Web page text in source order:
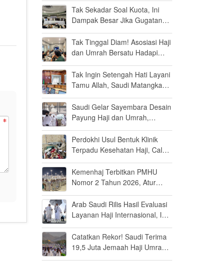
Tak Sekadar Soal Kuota, Ini
Dampak Besar Jika Gugatan
Tak Tinggal Diam! Asosiasi Haji
dan Umrah Bersatu Hadapi
Persen di MK
Tak Ingin Setengah Hati Layani
Tamu Allah, Saudi Matangkan
Saudi Gelar Sayembara Desain
Payung Haji dan Umrah,
Berpartisipasi
Perdokhi Usul Bentuk Klinik
Terpadu Kesehatan Haji, Calon
Fit to Fly
Kemenhaj Terbitkan PMHU
Nomor 2 Tahun 2026, Atur
Umrah
Arab Saudi Rilis Hasil Evaluasi
Layanan Haji Internasional, Ini
Catatkan Rekor! Saudi Terima
19,5 Juta Jemaah Haji Umrah